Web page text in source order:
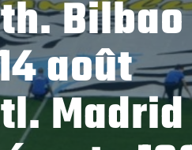
Bilbao
août
Madrid